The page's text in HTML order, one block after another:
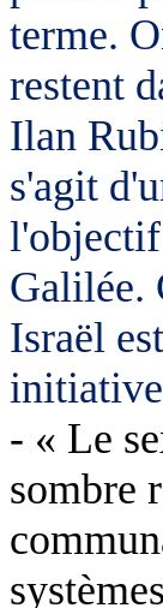
terme.
restent
Ilan
s'agit
Galilée.
Israël
initiative
- « Le
sombre